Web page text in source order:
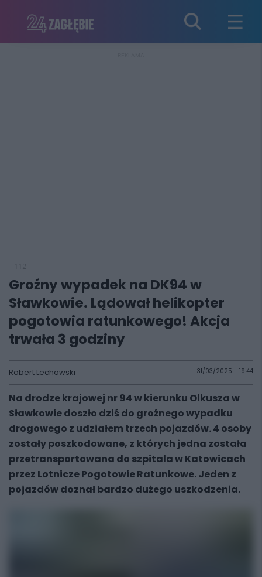
Groźny wypadek na DK94 w
Sławkowie. Lądował helikopter
pogotowia ratunkowego! Akcja
trwała 3 godziny
Robert Lechowski 31/03/2025 - 19:44
Na drodze krajowej nr 94 w kierunku Olkusza w
Sławkowie doszło dziś do groźnego wypadku
drogowego z udziałem trzech pojazdów. 4 osoby
zostały poszkodowane, z których jedna została
przetransportowana do szpitala w Katowicach
przez Lotnicze Pogotowie Ratunkowe. Jeden z
pojazdów doznał bardzo dużego uszkodzenia.